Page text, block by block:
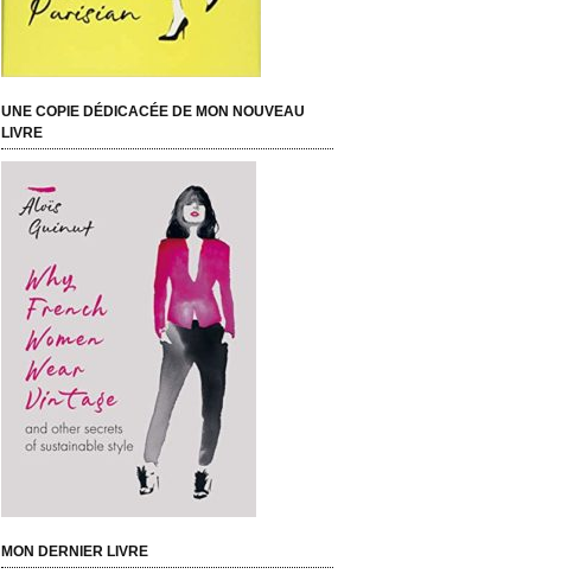
UNE COPIE DÉDICACÉE DE MON NOUVEAU
LIVRE
MON DERNIER LIVRE